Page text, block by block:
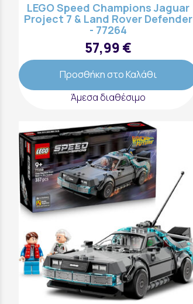
LEGO Speed Champions Jaguar
Project 7 & Land Rover Defender
- 77264
57,99 €
Προσθήκη στο Καλάθι
Άμεσα διαθέσιμο